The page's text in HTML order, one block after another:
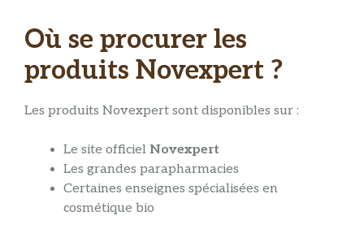
Où se procurer les
produits Novexpert ?
Les produits Novexpert sont disponibles sur :
Le site officiel Novexpert
Les grandes parapharmacies
Certaines enseignes spécialisées en
cosmétique bio